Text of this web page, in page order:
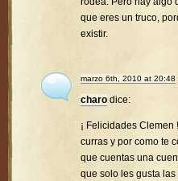
que eres un truco,
existir.
marzo 6th, 2010 at 20:48
charo dice:
¡ Felicidades
curras y por como te
que cuentas una
que solo les gusta